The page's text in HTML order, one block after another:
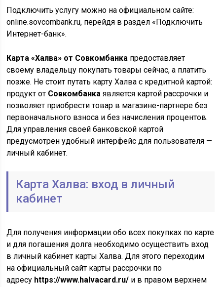
Подключить услугу можно на официальном сайте:
online.sovcombank.ru, перейдя в раздел «Подключить
Интернет-банк».
Карта «Халва» от Совкомбанка предоставляет
своему владельцу покупать товары сейчас, а платить
позже. Не стоит путать карту Халва с кредитной картой:
продукт от Совкомбанка является картой рассрочки и
позволяет приобрести товар в магазине-партнере без
первоначального взноса и без начисления процентов.
Для управления своей банковской картой
предусмотрен удобный интерфейс для пользователя —
личный кабинет.
Карта Халва: вход в личный
кабинет
Для получения информации обо всех покупках по карте
и для погашения долга необходимо осуществить вход
в личный кабинет карты Халва. Для этого переходим
на официальный сайт карты рассрочки по
адресу https://www.halvacard.ru/ и в правом верхнем